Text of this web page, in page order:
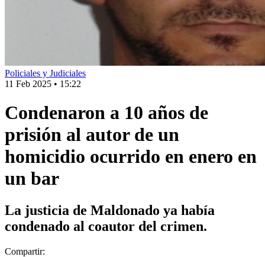
Policiales y Judiciales
11 Feb 2025 • 15:22
Condenaron a 10 años de
prisión al autor de un
homicidio ocurrido en enero en
un bar
La justicia de Maldonado ya había
condenado al coautor del crimen.
Compartir: